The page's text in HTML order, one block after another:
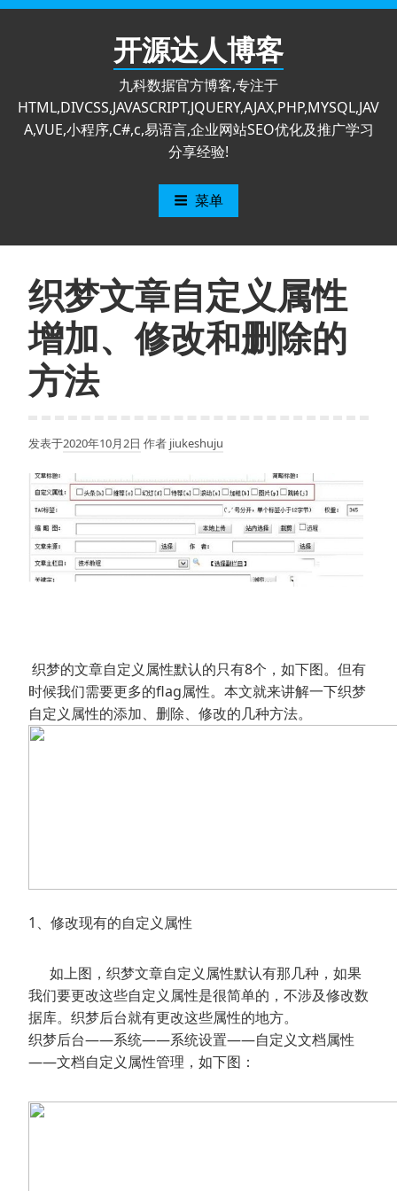
跳
开源达人博客
九科数据官方博客,专注于
HTML,DIVCSS,JAVASCRIPT,JQUERY,AJAX,PHP,MYSQL,JAV
A,VUE,小程序,C#,c,易语言,企业网站SEO优化及推广学习
分享经验!
菜单
织梦文章自定义属性
增加、修改和删除的
方法
发表于2020年10月2日 作者 jiukeshuju
织梦的文章自定义属性默认的只有8个，如下图。但有
时候我们需要更多的flag属性。本文就来讲解一下织梦
自定义属性的添加、删除、修改的几种方法。
1、修改现有的自定义属性
如上图，织梦文章自定义属性默认有那几种，如果
我们要更改这些自定义属性是很简单的，不涉及修改数
据库。织梦后台就有更改这些属性的地方。
织梦后台——系统——系统设置——自定义文档属性
——文档自定义属性管理，如下图：